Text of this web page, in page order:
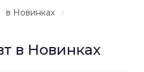
в Новинках
в Новинках